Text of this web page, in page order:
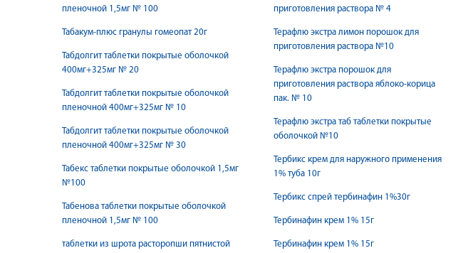
пленочной 1,5мг № 100
Табакум-плюс гранулы гомеопат 20г
Табдолгит таблетки покрытые оболочкой
400мг+325мг № 20
Табдолгит таблетки покрытые оболочкой
пленочной 400мг+325мг № 10
Табдолгит таблетки покрытые оболочкой
пленочной 400мг+325мг № 30
Табекс таблетки покрытые оболочкой 1,5мг
№100
Табенова таблетки покрытые оболочкой
пленочной 1,5мг № 100
таблетки из шрота расторопши пятнистой
приготовления раствора № 4
Терафлю экстра лимон порошок для
приготовления раствора №10
Терафлю экстра порошок для
приготовления раствора яблоко-корица
пак. № 10
Терафлю экстра таб таблетки покрытые
оболочкой №10
Тербикс крем для наружного применения
1% туба 10г
Тербикс спрей тербинафин 1%30г
Тербинафин крем 1% 15г
Тербинафин крем 1% 15г